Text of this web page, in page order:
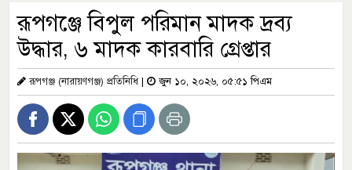
রূপগঞ্জে বিপুল পরিমান মাদক দ্রব্য
উদ্ধার, ৬ মাদক কারবারি গ্রেপ্তার
রূপগঞ্জ (নারায়ণগঞ্জ) প্রতিনিধি| জুন ১০, ২০২৬, ০৫:৫১ পিএম